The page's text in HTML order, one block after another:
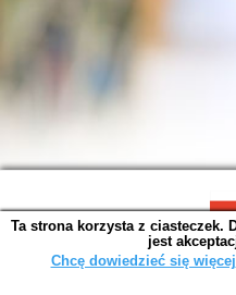
SOWA OPAC v.
Ta strona korzysta z ciasteczek.
jest
Chcę dowiedzieć się więcej